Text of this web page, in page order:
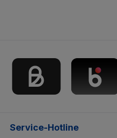
Service-Hotline